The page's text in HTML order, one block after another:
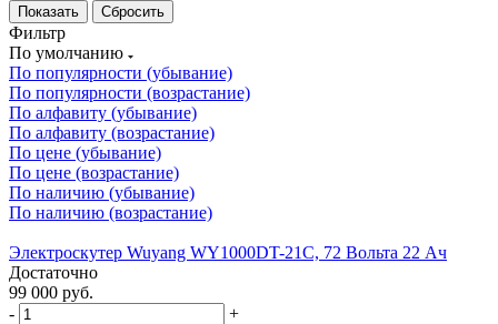
Сбросить
Фильтр
По умолчанию
По популярности (убывание)
По популярности (возрастание)
По алфавиту (убывание)
По алфавиту (возрастание)
По цене (убывание)
По цене (возрастание)
По наличию (убывание)
По наличию (возрастание)
Электроскутер Wuyang WY1000DT-21C, 72 Вольта 22 Ач
Достаточно
99 000 руб.
-
+